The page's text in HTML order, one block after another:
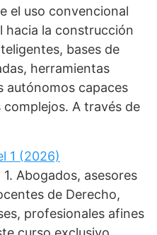
el uso convencional
hacia la construcción
bases de
herramientas
autónomos capaces
A través de
1 (2026)
Abogados, asesores
de Derecho,
profesionales afines